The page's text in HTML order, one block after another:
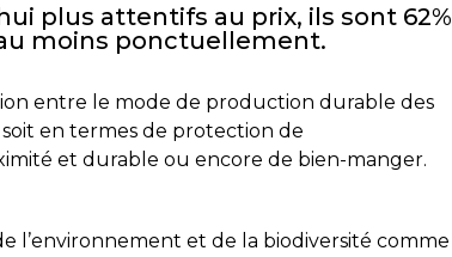
plus attentifs au prix, ils sont 62%
moins ponctuellement.
entre le mode de production durable des
en termes de protection de
et durable ou encore de bien-manger.
l’environnement et de la biodiversité comme